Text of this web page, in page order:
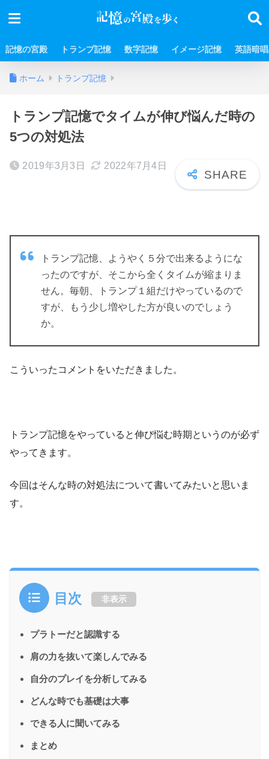
記憶の宮殿 トランプ記憶 数字記憶 イメージ記憶 英語暗唱
ホーム トランプ記憶
トランプ記憶でタイムが伸び悩んだ時の
5つの対処法
2019年3月3日 2022年7月4日
トランプ記憶、ようやく５分で出来るようにな
ったのですが、そこから全くタイムが縮まりま
せん。毎朝、トランプ１組だけやっているので
すが、もう少し増やした方が良いのでしょう
か。
こういったコメントをいただきました。
トランプ記憶をやっていると伸び悩む時期というのが必ず
やってきます。
今回はそんな時の対処法について書いてみたいと思いま
す。
目次 非表示
プラトーだと認識する
肩の力を抜いて楽しんでみる
自分のプレイを分析してみる
どんな時でも基礎は大事
できる人に聞いてみる
まとめ